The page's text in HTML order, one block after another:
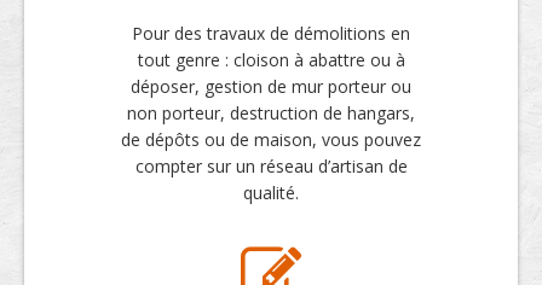
Pour des travaux de démolitions en
tout genre : cloison à abattre ou à
déposer, gestion de mur porteur ou
non porteur, destruction de hangars,
de dépôts ou de maison, vous pouvez
compter sur un réseau d’artisan de
qualité.